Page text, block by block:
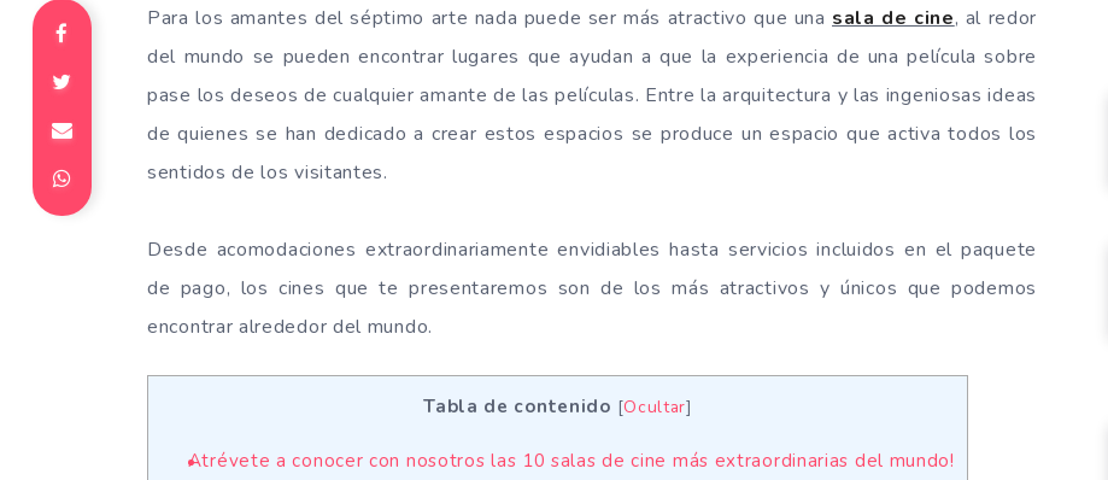
Para los amantes del séptimo arte nada puede ser más atractivo que una sala de cine, al redor
del mundo se pueden encontrar lugares que ayudan a que la experiencia de una película sobre
pase los deseos de cualquier amante de las películas. Entre la arquitectura y las ingeniosas ideas
de quienes se han dedicado a crear estos espacios se produce un espacio que activa todos los
sentidos de los visitantes.
Desde acomodaciones extraordinariamente envidiables hasta servicios incluidos en el paquete
de pago, los cines que te presentaremos son de los más atractivos y únicos que podemos
encontrar alrededor del mundo.
Tabla de contenido [Ocultar]
Atrévete a conocer con nosotros las 10 salas de cine más extraordinarias del mundo!